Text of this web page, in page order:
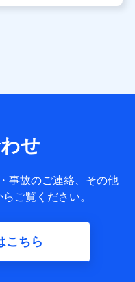
下の情報などの個人デ
、お客さまの識別子、
のご利用に関する情
イント利用履歴などが
せ
事故のご連絡、その他
ご覧ください。
こちら